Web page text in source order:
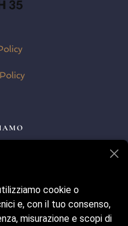
63066 Grottammare AP
8:00 alle 19:30
cookie o
e, con il tuo consenso,
misurazione e scopi di